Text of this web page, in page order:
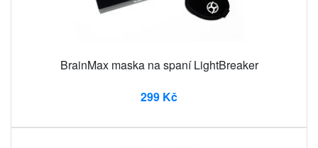
BrainMax maska na spaní LightBreaker
299 Kč